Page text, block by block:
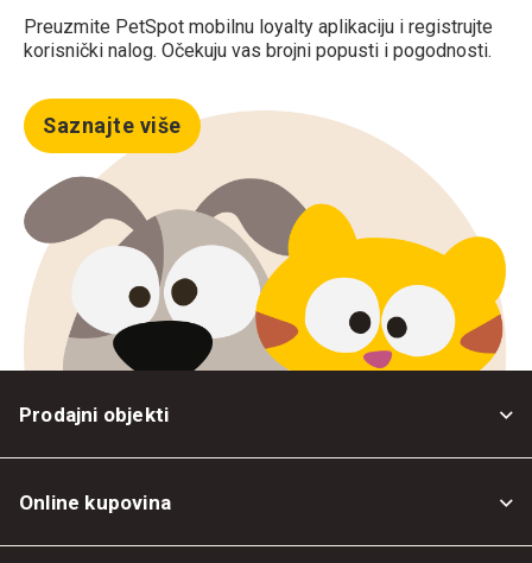
Preuzmite PetSpot mobilnu loyalty aplikaciju i registrujte
korisnički nalog. Očekuju vas brojni popusti i pogodnosti.
Saznajte više
Prodajni objekti
Online kupovina